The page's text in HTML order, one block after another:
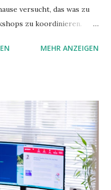
versucht, das was zu
zu koordinieren.
MEHR ANZEIGEN